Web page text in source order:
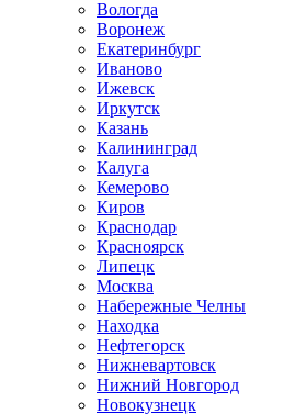
Вологда
Воронеж
Екатеринбург
Иваново
Ижевск
Иркутск
Казань
Калининград
Калуга
Кемерово
Киров
Краснодар
Красноярск
Липецк
Москва
Набережные Челны
Находка
Нефтегорск
Нижневартовск
Нижний Новгород
Новокузнецк